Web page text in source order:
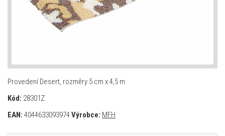
Provedení Desert, rozměry 5 cm x 4,5 m
Kód: 28301Z
EAN: 4044633093974Výrobce: MFH